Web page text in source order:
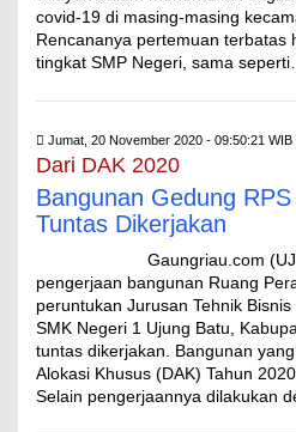
covid-19 di masing-masing
Rencananya pertemuan terbatas
tingkat SMP Negeri, sama seperti…
Jumat, 20 November 2020 - 09:50:21 WIB
Dari DAK 2020
Bangunan Gedung
Tuntas Dikerjakan
Gaungriau.com
pengerjaan bangunan Ruang
peruntukan Jurusan Tehnik
SMK Negeri 1 Ujung Batu,
tuntas dikerjakan. Bangunan
Alokasi Khusus (DAK) Tahun
Selain pengerjaannya dilakukan